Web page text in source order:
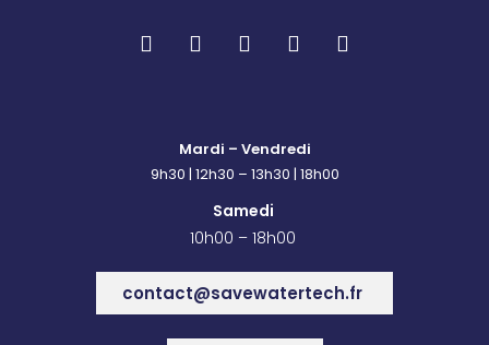
Mardi – Vendredi
9h30 | 12h30 – 13h30 | 18h00
Samedi
10h00 – 18h00
contact@savewatertech.fr